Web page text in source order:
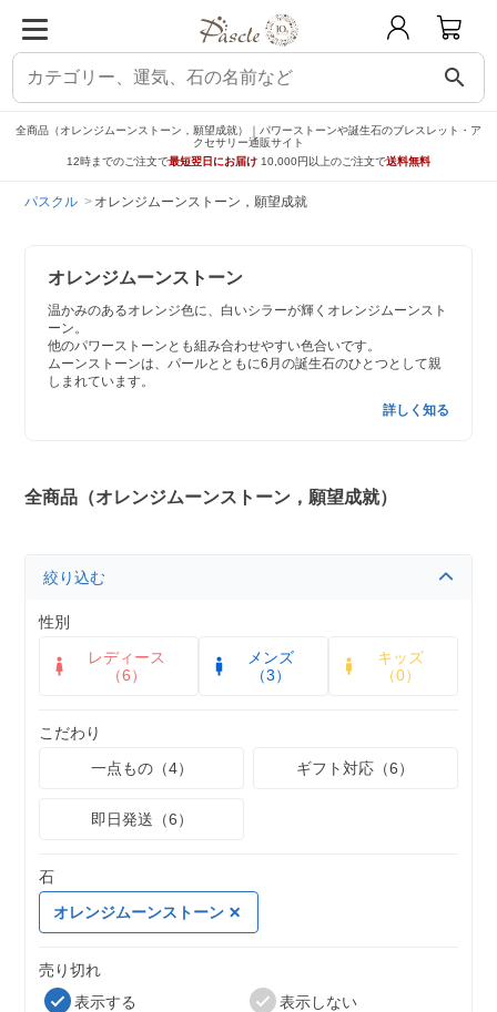
search
全商品（オレンジムーンストーン，願望成就）｜パワーストーンや誕生石のブレスレット・ア
クセサリー通販サイト
12時までのご注文で最短翌日にお届け 10,000円以上のご注文で送料無料
パスクル オレンジムーンストーン，願望成就
オレンジムーンストーン
温かみのあるオレンジ色に、白いシラーが輝くオレンジムーンスト
ーン。
他のパワーストーンとも組み合わせやすい色合いです。
ムーンストーンは、パールとともに6月の誕生石のひとつとして親
しまれています。
詳しく知る
全商品（オレンジムーンストーン，願望成就）
絞り込む
性別
レディース
（6）
メンズ
（3）
キッズ
（0）
こだわり
一点もの（4）
ギフト対応（6）
即日発送（6）
石
オレンジムーンストーン
売り切れ
表示する
表示しない